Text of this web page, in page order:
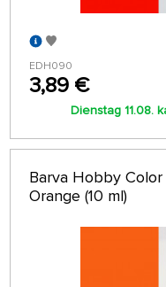
EDH090
3,89 €
Dienstag 11.08.
Barva Hobby
Orange (10 ml)